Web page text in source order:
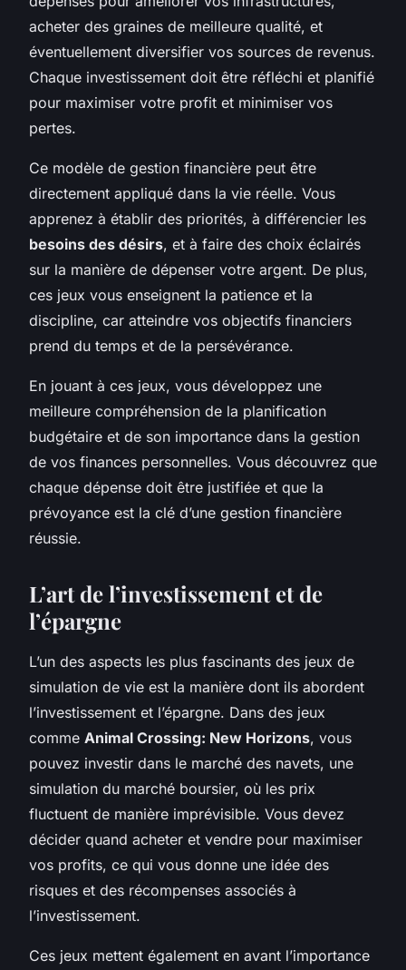
acheter des graines de meilleure qualité, et
éventuellement diversifier vos sources de revenus.
Chaque investissement doit être réfléchi et planifié
pour maximiser votre profit et minimiser vos
pertes.
Ce modèle de gestion financière peut être
directement appliqué dans la vie réelle. Vous
apprenez à établir des priorités, à différencier les
besoins des désirs, et à faire des choix éclairés
sur la manière de dépenser votre argent. De plus,
ces jeux vous enseignent la patience et la
discipline, car atteindre vos objectifs financiers
prend du temps et de la persévérance.
En jouant à ces jeux, vous développez une
meilleure compréhension de la planification
budgétaire et de son importance dans la gestion
de vos finances personnelles. Vous découvrez que
chaque dépense doit être justifiée et que la
prévoyance est la clé d’une gestion financière
réussie.
L’art de l’investissement et de
l’épargne
L’un des aspects les plus fascinants des jeux de
simulation de vie est la manière dont ils abordent
l’investissement et l’épargne. Dans des jeux
comme Animal Crossing: New Horizons, vous
pouvez investir dans le marché des navets, une
simulation du marché boursier, où les prix
fluctuent de manière imprévisible. Vous devez
décider quand acheter et vendre pour maximiser
vos profits, ce qui vous donne une idée des
risques et des récompenses associés à
l’investissement.
Ces jeux mettent également en avant l’importance